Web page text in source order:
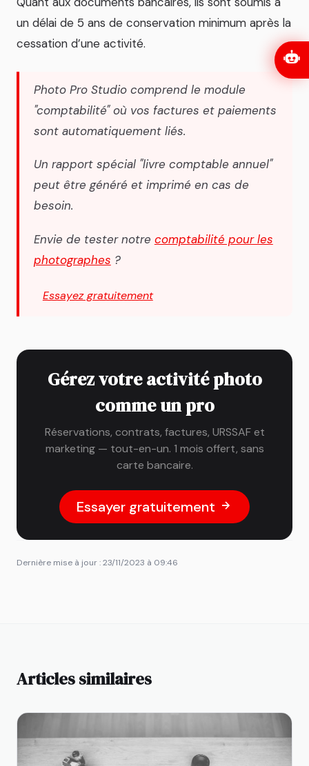
un délai de 5 ans de conservation minimum après la
cessation d’une activité.
Photo Pro Studio comprend le module
"comptabilité" où vos factures et paiements
sont automatiquement liés.
Un rapport spécial "livre comptable annuel"
peut être généré et imprimé en cas de
besoin.
Envie de tester notre comptabilité pour les
photographes ?
Essayez gratuitement
Gérez votre activité photo
comme un pro
Réservations, contrats, factures, URSSAF et
marketing — tout-en-un. 1 mois offert, sans
carte bancaire.
Essayer gratuitement
Dernière mise à jour : 23/11/2023 à 09:46
Articles similaires